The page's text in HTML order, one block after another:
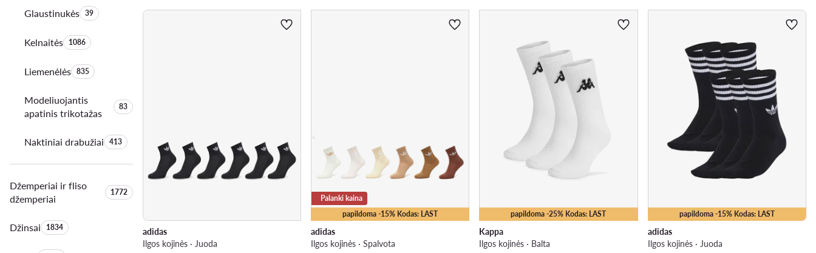
GlaustinukėsProduktų skaičius:
39
KelnaitėsProduktų skaičius:
1086
LiemenėlėsProduktų skaičius:
835
Modeliuojantis
apatinis trikotažas
Produktų skaičius:
83
Naktiniai drabužiaiProduktų skaičius:
413
Džemperiai ir fliso
džemperiai
Produktų skaičius:
1772
DžinsaiProduktų skaičius:
1834
adidas
Ilgos kojinės · Juoda
papildoma -15% Kodas: LAST
Palanki kaina
adidas
Ilgos kojinės · Spalvota
papildoma -25% Kodas: LAST
Kappa
Ilgos kojinės · Balta
papildoma -15% Kodas: LAST
adidas
Ilgos kojinės · Juoda